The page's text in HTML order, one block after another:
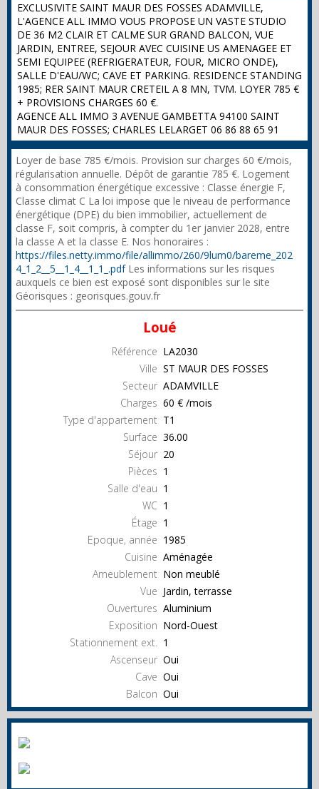
EXCLUSIVITE SAINT MAUR DES FOSSES ADAMVILLE,
L'AGENCE ALL IMMO VOUS PROPOSE UN VASTE STUDIO
DE 36 M2 CLAIR ET CALME SUR GRAND BALCON, VUE
JARDIN, ENTREE, SEJOUR AVEC CUISINE US AMENAGEE ET
SEMI EQUIPEE (REFRIGERATEUR, FOUR, MICRO ONDE),
SALLE D'EAU/WC; CAVE ET PARKING. RESIDENCE STANDING
1985; RER SAINT MAUR CRETEIL A 8 MN, TVM. LOYER 785 €
+ PROVISIONS CHARGES 60 €.
AGENCE ALL IMMO 3 AVENUE GAMBETTA 94100 SAINT
MAUR DES FOSSES; CHARLES LELARGET 06 86 88 65 91
Loyer de base 785 €/mois. Provision sur charges 60 €/mois,
régularisation annuelle. Dépôt de garantie 785 €. Logement
à consommation énergétique excessive : Classe énergie F,
Classe climat C La loi impose que le niveau de performance
énergétique (DPE) du bien immobilier, actuellement de
classe F, soit compris, à compter du 1er janvier 2028, entre
la classe A et la classe E. Nos honoraires :
https://files.netty.immo/file/allimmo/260/9lum0/bareme_202
4_1_2__5__1_4__1_1_.pdfLes informations sur les risques
auxquels ce bien est exposé sont disponibles sur le site
Géorisques : georisques.gouv.fr
Loué
Référence LA2030
Ville ST MAUR DES FOSSES
Secteur ADAMVILLE
Charges 60 € /mois
Type d'appartement T1
Surface 36.00
Séjour 20
Pièces 1
Salle d'eau 1
WC 1
Étage 1
Epoque, année 1985
Cuisine Aménagée
Ameublement Non meublé
Vue Jardin, terrasse
Ouvertures Aluminium
Exposition Nord-Ouest
Stationnement ext. 1
Ascenseur Oui
Cave Oui
Balcon Oui